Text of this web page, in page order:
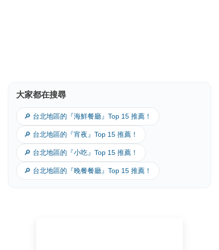
大家都在搜尋
🔎 台北地區的『海鮮餐廳』Top 15 推薦！
🔎 台北地區的『宵夜』Top 15 推薦！
🔎 台北地區的『小吃』Top 15 推薦！
🔎 台北地區的『晚餐餐廳』Top 15 推薦！